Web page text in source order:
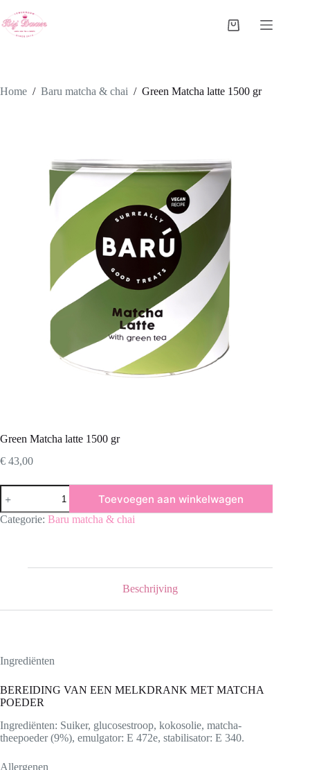
naar
de
Winkelwagen
Home / Baru matcha & chai / Green Matcha latte 1500 gr
Green Matcha latte 1500 gr
€ 43,00
Green
Matcha
latte
1500
Toevoegen aan winkelwagen
Categorie: Baru matcha & chai
Beschrijving
Ingrediënten
BEREIDING VAN EEN MELKDRANK MET MATCHA
POEDER
Ingrediënten: Suiker, glucosestroop, kokosolie, matcha-
theepoeder (9%), emulgator: E 472e, stabilisator: E 340.
Allergenen